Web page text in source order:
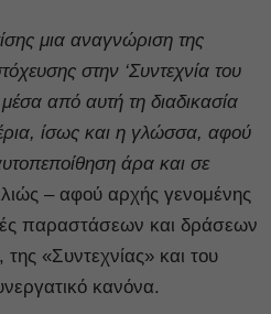
μια αναγνώριση της
στην ‘Συντεχνία του
από αυτή τη διαδικασία
ίσως και η γλώσσα, αφού
άρα και σε
– αφού αρχής γενομένης
παραστάσεων και δράσεων
«Συντεχνίας» και του
κανόνα.